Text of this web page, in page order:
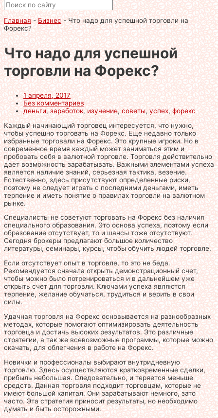
Главная-Бизнес-Что надо для успешной торговли на
Форекс?
Что надо для успешной
торговли на Форекс?
1 апреля, 2017
Без комментариев
деньги,заработок,изучение,советы, успех,форекс
Каждый начинающий торговец интересуется, что нужно,
чтобы успешно торговать на Форекс. Еще недавно только
избранные торговали на Форекс. Это крупные игроки. Но в
современное время каждый может заниматься этим и
пробовать себя в валютной торговле. Торговля действительно
дает возможность зарабатывать. Важными элементами успеха
является наличие знаний, серьезная тактика, везение.
Естественно, здесь присутствуют определенные риски,
поэтому не следует играть с последними деньгами, иметь
терпение и иметь понятие о правилах торговли на валютном
рынке.
Специалисты не советуют торговать на Форекс без наличия
специального образования. Это основа успеха, поэтому если
образование отсутствует, то и шансы тоже отсутствуют.
Сегодня брокеры предлагают большое количество
литературы, семинары, курсы, чтобы обучить людей торговле.
Если отсутствует опыт в торговле, то это не беда.
Рекомендуется сначала открыть демонстрационный счет,
чтобы можно было потренироваться и в дальнейшем уже
открыть счет для торговли. Ключами успеха являются
терпение, желание обучаться, трудиться и верить в свои
силы.
Удачная торговля на Форекс основывается на разнообразных
методах, которые помогают оптимизировать деятельность
торговца и достичь высоких результатов. Это различные
стратегии, а так же всевозможные программы, которые можно
скачать, для облегчения в работе на Форекс.
Новички и профессионалы выбирают внутридневную
торговлю. Здесь осуществляются кратковременные сделки,
прибыль небольшая. Следовательно, и теряется меньше
средств. Данная торговля подходит торговцам, которые не
имеют большой капитал. Они зарабатывают немного, зато
часто. Эта стратегия приносит результаты, но необходимо
думать и быть осторожными.